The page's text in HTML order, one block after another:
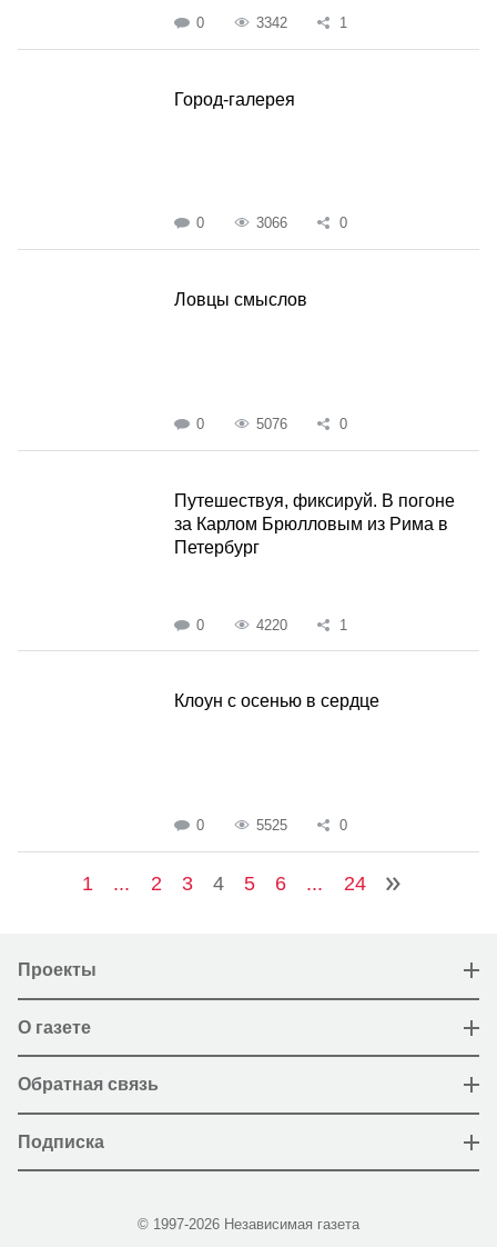
0 3342 1
Город-галерея
0 3066 0
Ловцы смыслов
0 5076 0
Путешествуя, фиксируй. В погоне
за Карлом Брюлловым из Рима в
Петербург
0 4220 1
Клоун с осенью в сердце
0 5525 0
1 ... 2 3 4 5 6 ... 24
Проекты
О газете
Обратная связь
Подписка
© 1997-2026 Независимая газета